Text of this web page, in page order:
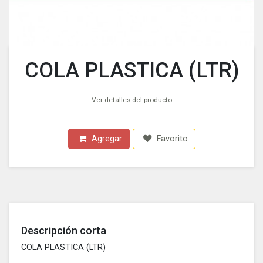
COLA PLASTICA (LTR)
Ver detalles del producto
Agregar Favorito
Descripción corta
COLA PLASTICA (LTR)